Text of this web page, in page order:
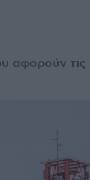
αφορούν τις